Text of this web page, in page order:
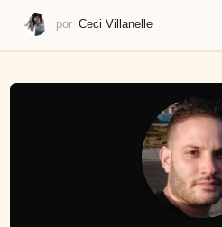
por Ceci Villanelle